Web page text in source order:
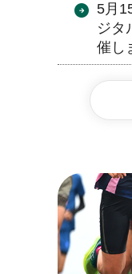
5月
ジタ
催し